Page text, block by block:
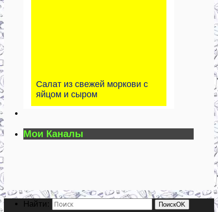
Салат из свежей моркови с
яйцом и сыром
Мои Каналы
Найти: ПоискOK